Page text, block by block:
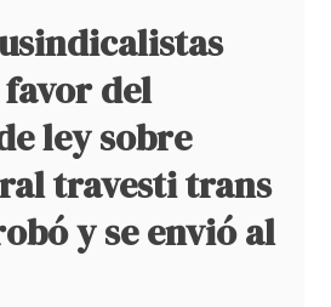
del
ley sobre
travesti trans
y se envió al